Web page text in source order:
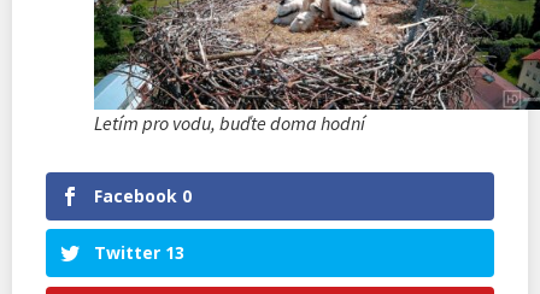
Letím pro vodu, buďte doma hodní
Facebook 0
Twitter 13